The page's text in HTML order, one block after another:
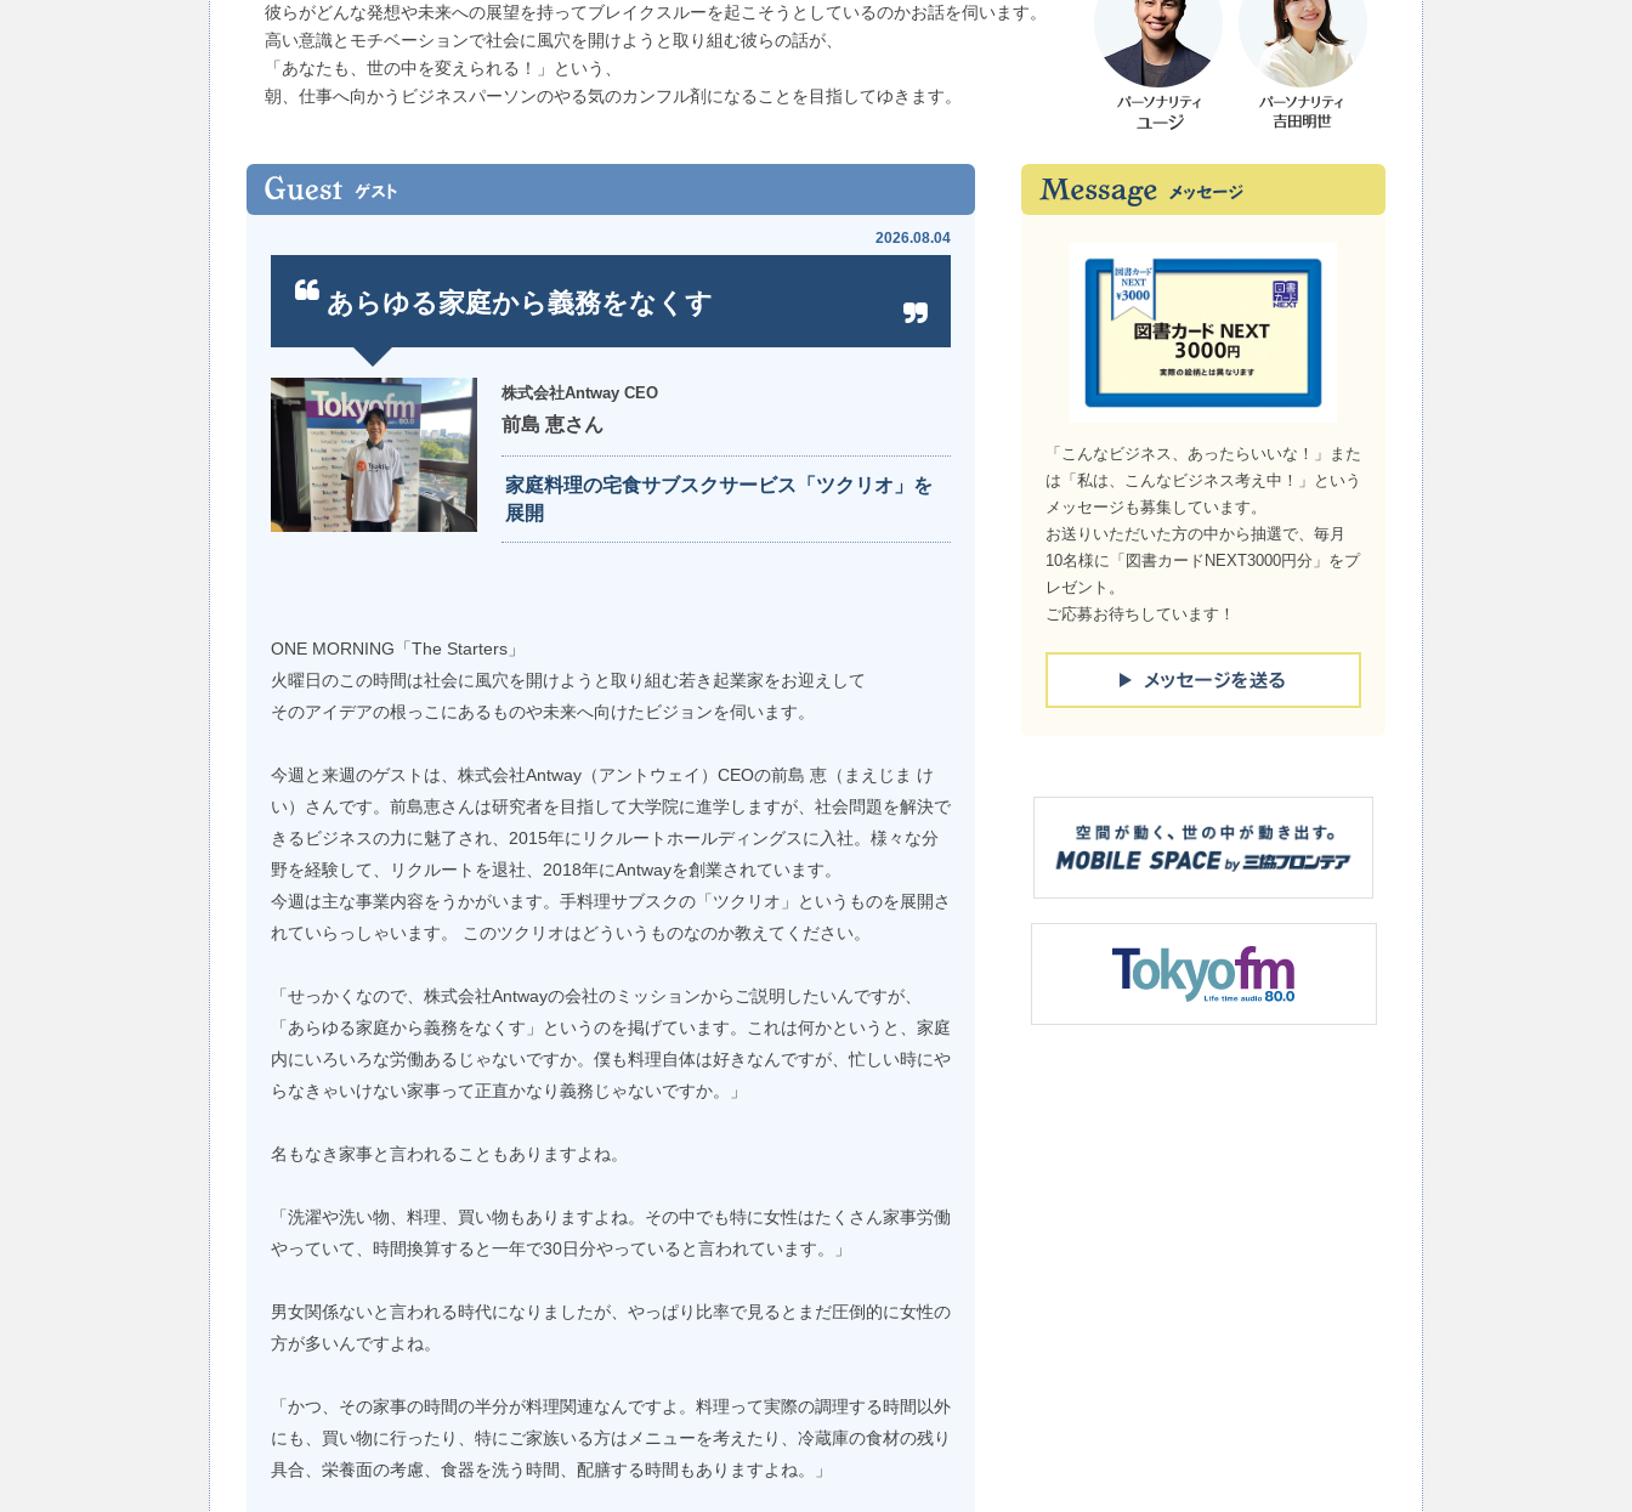
彼らがどんな発想や未来への展望を持ってブレイクスルーを起こそうとしているのかお話を伺います。
高い意識とモチベーションで社会に風穴を開けようと取り組む彼らの話が、
「あなたも、世の中を変えられる！」という、
朝、仕事へ向かうビジネスパーソンのやる気のカンフル剤になることを目指してゆきます。
2026.08.04
あらゆる家庭から義務をなくす
株式会社Antway CEO
前島 恵さん
家庭料理の宅食サブスクサービス「ツクリオ」を
展開
ONE MORNING「The Starters」
火曜日のこの時間は社会に風穴を開けようと取り組む若き起業家をお迎えして
そのアイデアの根っこにあるものや未来へ向けたビジョンを伺います。
今週と来週のゲストは、株式会社Antway（アントウェイ）CEOの前島 恵（まえじま け
い）さんです。前島恵さんは研究者を目指して大学院に進学しますが、社会問題を解決で
きるビジネスの力に魅了され、2015年にリクルートホールディングスに入社。様々な分
野を経験して、リクルートを退社、2018年にAntwayを創業されています。
今週は主な事業内容をうかがいます。手料理サブスクの「ツクリオ」というものを展開さ
れていらっしゃいます。 このツクリオはどういうものなのか教えてください。
「せっかくなので、株式会社Antwayの会社のミッションからご説明したいんですが、
「あらゆる家庭から義務をなくす」というのを掲げています。これは何かというと、家庭
内にいろいろな労働あるじゃないですか。僕も料理自体は好きなんですが、忙しい時にや
らなきゃいけない家事って正直かなり義務じゃないですか。」
名もなき家事と言われることもありますよね。
「洗濯や洗い物、料理、買い物もありますよね。その中でも特に女性はたくさん家事労働
やっていて、時間換算すると一年で30日分やっていると言われています。」
男女関係ないと言われる時代になりましたが、やっぱり比率で見るとまだ圧倒的に女性の
方が多いんですよね。
「かつ、その家事の時間の半分が料理関連なんですよ。料理って実際の調理する時間以外
にも、買い物に行ったり、特にご家族いる方はメニューを考えたり、冷蔵庫の食材の残り
具合、栄養面の考慮、食器を洗う時間、配膳する時間もありますよね。」
「こんなビジネス、あったらいいな！」また
は「私は、こんなビジネス考え中！」という
メッセージも募集しています。
お送りいただいた方の中から抽選で、毎月
10名様に「図書カードNEXT3000円分」をプ
レゼント。
ご応募お待ちしています！